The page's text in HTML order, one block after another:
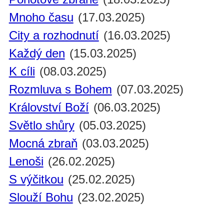
Mnoho času (17.03.2025)
City a rozhodnutí (16.03.2025)
Každý den (15.03.2025)
K cíli (08.03.2025)
Rozmluva s Bohem (07.03.2025)
Království Boží (06.03.2025)
Světlo shůry (05.03.2025)
Mocná zbraň (03.03.2025)
Lenoši (26.02.2025)
S výčitkou (25.02.2025)
Slouží Bohu (23.02.2025)